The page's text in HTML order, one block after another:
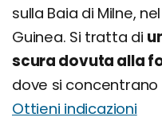
sulla Baia di Milne,
Guinea. Si tratta di
scura dovuta alla
dove si concentrano
Ottieni indicazioni